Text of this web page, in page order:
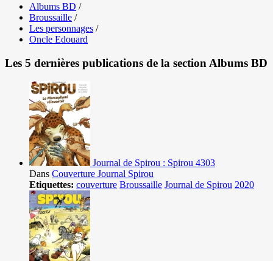
Albums BD /
Broussaille /
Les personnages /
Oncle Edouard
Les 5 dernières publications de la section Albums BD
Journal de Spirou : Spirou 4303
Dans Couverture Journal Spirou
Etiquettes: couverture Broussaille Journal de Spirou 2020